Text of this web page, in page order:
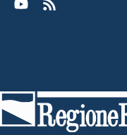
Youtube
RSS